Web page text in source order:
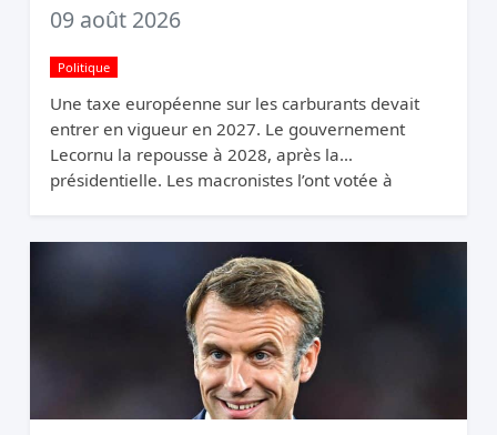
09 août 2026
Politique
Une taxe européenne sur les carburants devait
entrer en vigueur en 2027. Le gouvernement
Lecornu la repousse à 2028, après la
présidentielle. Les macronistes l’ont votée à